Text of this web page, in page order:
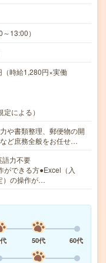
13:00）
時給1,280円×実働
による）
や書類整理、郵便物の開
ど庶務全般をお任せ…
語力不要
ができる方●Excel（入
）の操作が…
50代
60代